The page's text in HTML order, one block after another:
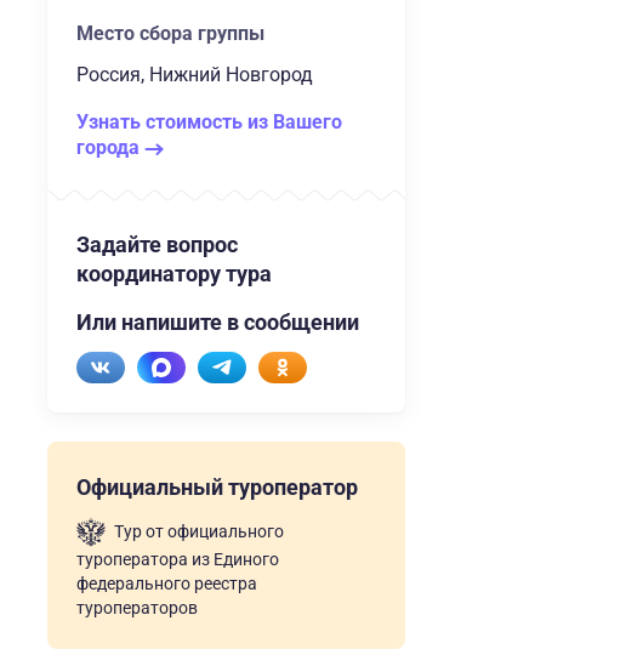
Место сбора группы
Россия, Нижний Новгород
Узнать стоимость из Вашего
города
Задайте вопрос
координатору тура
Или напишите в сообщении
Официальный туроператор
Тур от официального
туроператора из Единого
федерального реестра
туроператоров